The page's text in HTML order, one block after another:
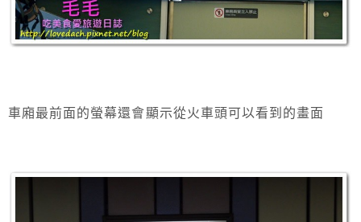
車廂最前面的螢幕還會顯示從火車頭可以看到的畫面